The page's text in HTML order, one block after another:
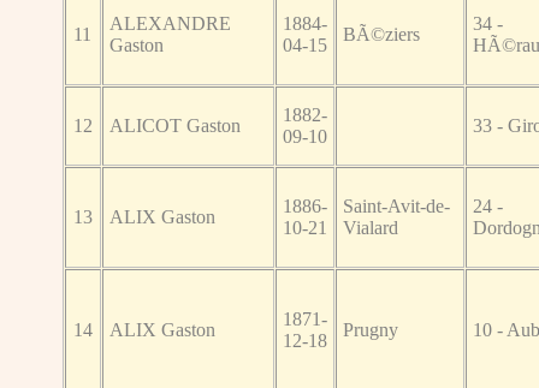
11
ALEXANDRE
Gaston
1884-
04-15
BÃ©ziers
34 -
12 ALICOT Gaston
1882-
09-10
33 -
13 ALIX Gaston
1886-
10-21
Saint-Avit-de-
Vialard
24 -
14 ALIX Gaston
1871-
12-18
Prugny 10 -